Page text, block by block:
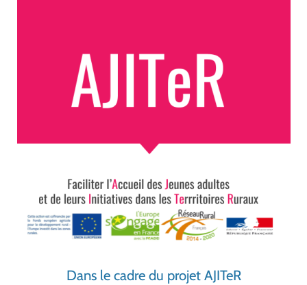
Dans le cadre du projet AJITeR